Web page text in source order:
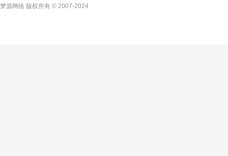
梦源网络 版权所有 © 2007-2024